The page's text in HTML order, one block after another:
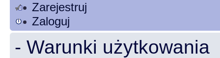
Zarejestruj
Zaloguj
- Warunki użytkowania